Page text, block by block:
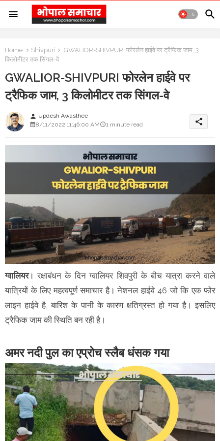
Home Shivpuri
GWALIOR-SHIVPURI फोरलेन हाईवे पर ट्रैफिक जाम, 3
किलोमीटर तक सिंगल-वे
GWALIOR-SHIVPURI फोरलेन हाईवे पर
ट्रैफिक जाम, 3 किलोमीटर तक सिंगल-वे
person Updesh Awasthee
8/11/2022 11:46:00 AM
1 minute read share
ग्वालियर। रक्षाबंधन के दिन ग्वालियर शिवपुरी के बीच यात्रा करने वाले
यात्रियों के लिए महत्वपूर्ण समाचार है। नेशनल हाईवे 46 जो कि एक फोर
लाइन हाईवे है, बारिश के पानी के कारण क्षतिग्रस्त हो गया है। इसलिए
ट्रैफिक जाम की स्थिति बन रही है।
अमर नदी पुल का एप्रोच स्लैब धंसक गया